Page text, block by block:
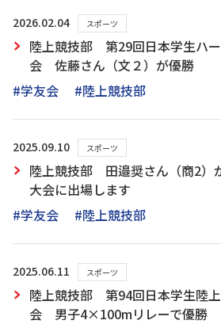
2026.02.04 スポーツ
陸上競技部 第29回日本学生ハ
会 佐藤さん（文２）が優勝
#学友会
#陸上競技部
2025.09.10 スポーツ
陸上競技部 田邉奨さん（商2）
大会に出場します
#学友会
#陸上競技部
2025.06.11 スポーツ
陸上競技部 第94回日本学生陸
会 男子4×100mリレーで優勝